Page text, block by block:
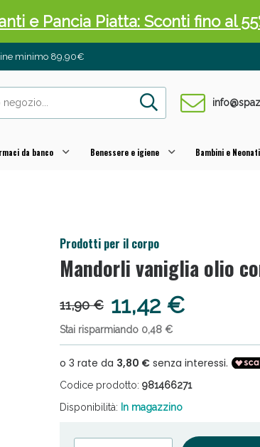
minimo 89,90€
da banco Benessere e igiene Bambini e Neonati
Prodotti per il corpo
Mandorli vaniglia olio
11,90 € 11,42 €
Stai risparmiando 0,48 €
Codice prodotto: 981466271
Disponibilità: In magazzino
e Pancia Piatta: Sconti fino al
Salini e Multivitaminici: oggi Sconto